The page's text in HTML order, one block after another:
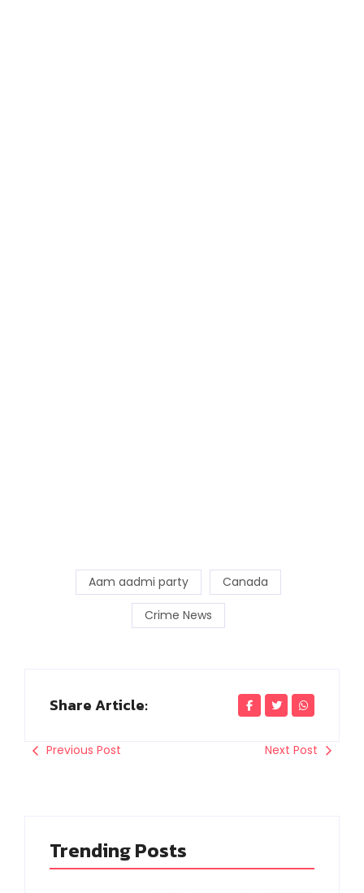
Aam aadmi party Canada
Crime News
Share Article:
Previous Post Next Post
Trending Posts